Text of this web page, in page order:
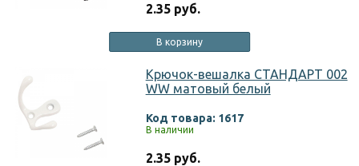
2.35 руб.
В корзину
Крючок-вешалка СТАНДАРТ 002
WW матовый белый
Код товара: 1617
В наличии
2.35 руб.